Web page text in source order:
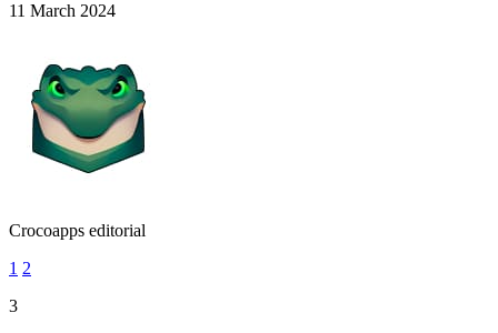
11 March 2024
Crocoapps editorial
1 2
3